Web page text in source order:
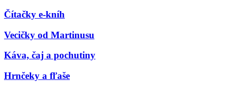
Čítačky e-kníh
Vecičky od Martinusu
Káva, čaj a pochutiny
Hrnčeky a fľaše